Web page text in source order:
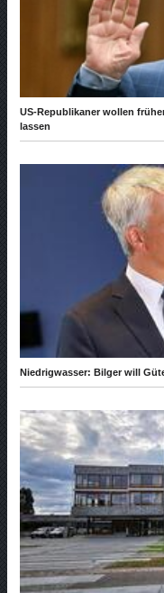
US-Republikaner wollen
lassen
Niedrigwasser: Bilger will